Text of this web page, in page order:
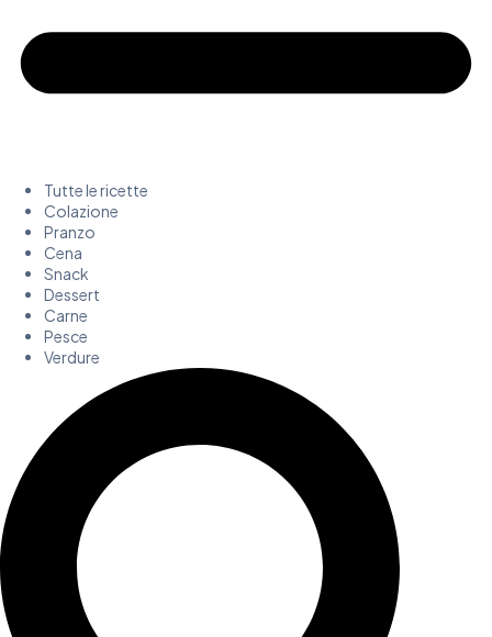
Tutte le ricette
Colazione
Pranzo
Cena
Snack
Dessert
Carne
Pesce
Verdure